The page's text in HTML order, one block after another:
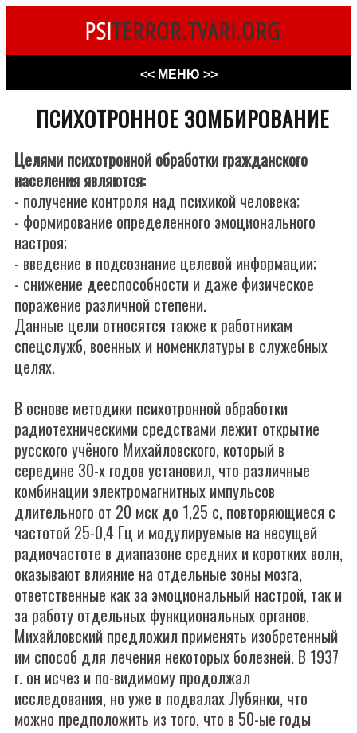
PSITERROR.TVARI.ORG
<< МЕНЮ >>
ПСИХОТРОННОЕ ЗОМБИРОВАНИЕ
Целями психотронной обработки гражданского
населения являются:
- получение контроля над психикой человека;
- формирование определенного эмоционального
настроя;
- введение в подсознание целевой информации;
- снижение дееспособности и даже физическое
поражение различной степени.
Данные цели относятся также к работникам
спецслужб, военных и номенклатуры в служебных
целях.
В основе методики психотронной обработки
радиотехническими средствами лежит открытие
русского учёного Михайловского, который в
середине 30-х годов установил, что различные
комбинации электромагнитных импульсов
длительного от 20 мск до 1,25 с, повторяющиеся с
частотой 25-0,4 Гц и модулируемые на несущей
радиочастоте в диапазоне средних и коротких волн,
оказывают влияние на отдельные зоны мозга,
ответственные как за эмоциональный настрой, так и
за работу отдельных функциональных органов.
Михайловский предложил применять изобретенный
им способ для лечения некоторых болезней. В 1937
г. он исчез и по-видимому продолжал
исследования, но уже в подвалах Лубянки, что
можно предположить из того, что в 50-ые годы